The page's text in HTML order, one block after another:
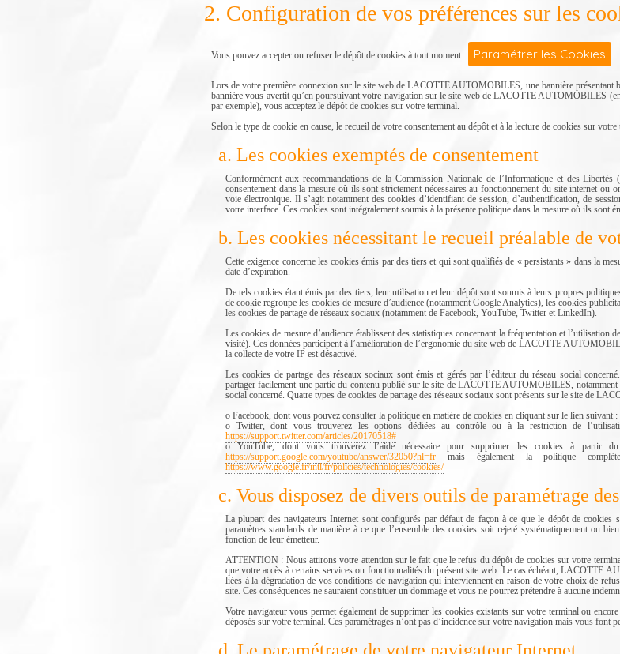
2. Configuration de vos préférences sur les
Vous pouvez accepter ou refuser le dépôt de cookies à tout moment : Paramétrer les Cookies
Lors de votre première connexion sur le site web de LACOTTE AUTOMOBILES, une bannière présentant
bannière vous avertit qu’en poursuivant votre navigation sur le site web de LACOTTE AUTOMOBILES
par exemple), vous acceptez le dépôt de cookies sur votre terminal.
Selon le type de cookie en cause, le recueil de votre consentement au dépôt et à la lecture de cookies sur
a. Les cookies exemptés de consentement
Conformément aux recommandations de la Commission Nationale de l’Informatique et des
consentement dans la mesure où ils sont strictement nécessaires au fonctionnement du site internet
voie électronique. Il s’agit notamment des cookies d’identifiant de session, d’authentification, de
votre interface. Ces cookies sont intégralement soumis à la présente politique dans la mesure où ils
b. Les cookies nécessitant le recueil préalable de
Cette exigence concerne les cookies émis par des tiers et qui sont qualifiés de « persistants » dans la
date d’expiration.
De tels cookies étant émis par des tiers, leur utilisation et leur dépôt sont soumis à leurs propres
de cookie regroupe les cookies de mesure d’audience (notamment Google Analytics), les cookies
les cookies de partage de réseaux sociaux (notamment de Facebook, YouTube, Twitter et LinkedIn).
Les cookies de mesure d’audience établissent des statistiques concernant la fréquentation et l’utilisation
visité). Ces données participent à l’amélioration de l’ergonomie du site web de LACOTTE
la collecte de votre IP est désactivé.
Les cookies de partage des réseaux sociaux sont émis et gérés par l’éditeur du réseau social
partager facilement une partie du contenu publié sur le site de LACOTTE AUTOMOBILES, notamment
social concerné. Quatre types de cookies de partage des réseaux sociaux sont présents sur le site de
o Facebook, dont vous pouvez consulter la politique en matière de cookies en cliquant sur le lien suivant :
o Twitter, dont vous trouverez les options dédiées au contrôle ou à la restriction de
https://support.twitter.com/articles/20170518#
o YouTube, dont vous trouverez l’aide nécessaire pour supprimer les cookies à partir
https://support.google.com/youtube/answer/32050?hl=fr mais également la politique
https://www.google.fr/intl/fr/policies/technologies/cookies/
c. Vous disposez de divers outils de paramétrage
La plupart des navigateurs Internet sont configurés par défaut de façon à ce que le dépôt de
paramètres standards de manière à ce que l’ensemble des cookies soit rejeté systématiquement ou
fonction de leur émetteur.
ATTENTION : Nous attirons votre attention sur le fait que le refus du dépôt de cookies sur votre
que votre accès à certains services ou fonctionnalités du présent site web. Le cas échéant, LACOTTE
liées à la dégradation de vos conditions de navigation qui interviennent en raison de votre choix de
site. Ces conséquences ne sauraient constituer un dommage et vous ne pourrez prétendre à aucune
Votre navigateur vous permet également de supprimer les cookies existants sur votre terminal ou
déposés sur votre terminal. Ces paramétrages n’ont pas d’incidence sur votre navigation mais vous font